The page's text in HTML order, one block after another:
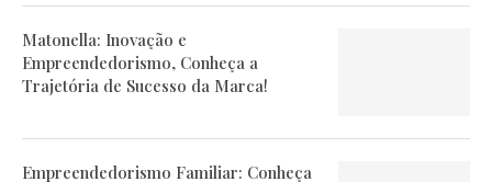
Matonella: Inovação e
Empreendedorismo, Conheça a
Trajetória de Sucesso da Marca!
Empreendedorismo Familiar: Conheça